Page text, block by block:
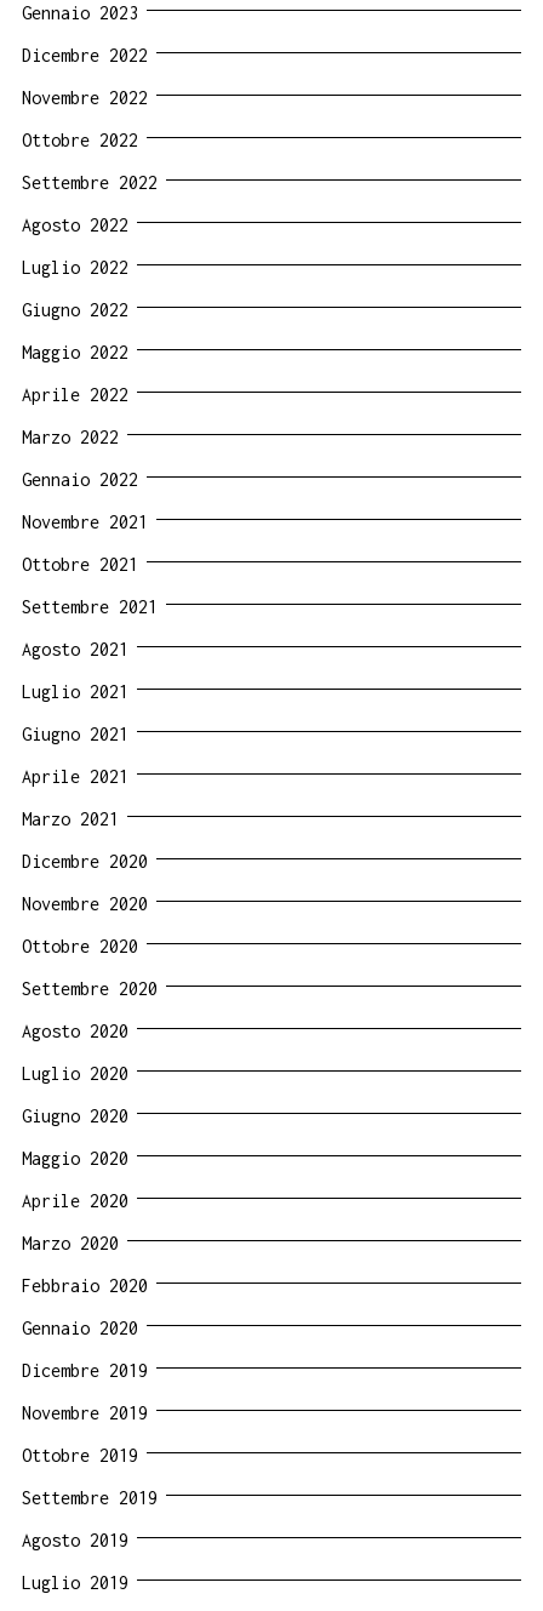
Gennaio 2023
Dicembre 2022
Novembre 2022
Ottobre 2022
Settembre 2022
Agosto 2022
Luglio 2022
Giugno 2022
Maggio 2022
Aprile 2022
Marzo 2022
Gennaio 2022
Novembre 2021
Ottobre 2021
Settembre 2021
Agosto 2021
Luglio 2021
Giugno 2021
Aprile 2021
Marzo 2021
Dicembre 2020
Novembre 2020
Ottobre 2020
Settembre 2020
Agosto 2020
Luglio 2020
Giugno 2020
Maggio 2020
Aprile 2020
Marzo 2020
Febbraio 2020
Gennaio 2020
Dicembre 2019
Novembre 2019
Ottobre 2019
Settembre 2019
Agosto 2019
Luglio 2019